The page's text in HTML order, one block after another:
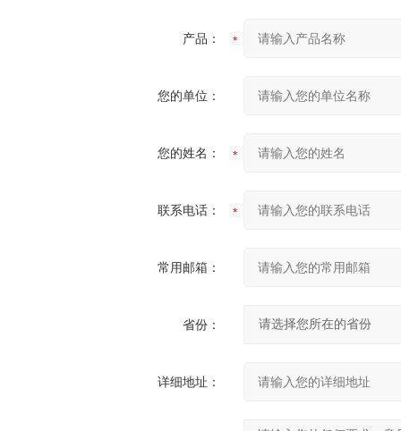
产品：
您的单位：
您的姓名：
联系电话：
常用邮箱：
省份：
详细地址：